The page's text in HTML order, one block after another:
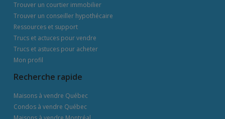
Trouver un courtier immobilier
Trouver un conseiller hypothécaire
Ressources et support
Trucs et actuces pour vendre
Trucs et astuces pour acheter
Mon profil
Recherche rapide
Maisons à vendre Québec
Condos à vendre Québec